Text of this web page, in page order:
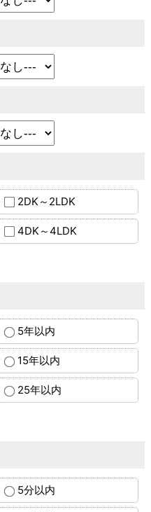
2DK～2LDK
4DK～4LDK
5年以内
15年以内
25年以内
5分以内